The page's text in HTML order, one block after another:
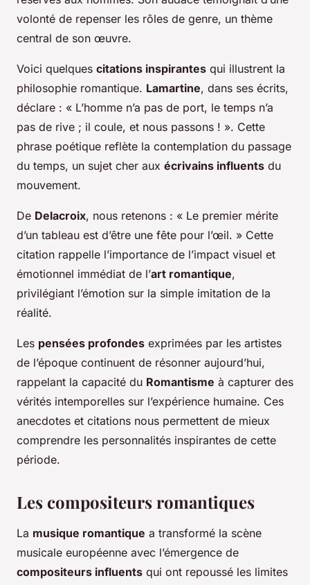
volonté de repenser les rôles de genre, un thème
central de son œuvre.
Voici quelques citations inspirantes qui illustrent la
philosophie romantique. Lamartine, dans ses écrits,
déclare : « L’homme n’a pas de port, le temps n’a
pas de rive ; il coule, et nous passons ! ». Cette
phrase poétique reflète la contemplation du passage
du temps, un sujet cher aux écrivains influents du
mouvement.
De Delacroix, nous retenons : « Le premier mérite
d’un tableau est d’être une fête pour l’œil. » Cette
citation rappelle l’importance de l’impact visuel et
émotionnel immédiat de l’art romantique,
privilégiant l’émotion sur la simple imitation de la
réalité.
Les pensées profondes exprimées par les artistes
de l’époque continuent de résonner aujourd’hui,
rappelant la capacité du Romantisme à capturer des
vérités intemporelles sur l’expérience humaine. Ces
anecdotes et citations nous permettent de mieux
comprendre les personnalités inspirantes de cette
période.
Les compositeurs romantiques
La musique romantique a transformé la scène
musicale européenne avec l’émergence de
compositeurs influents qui ont repoussé les limites